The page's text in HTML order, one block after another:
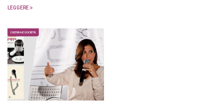
LEGGERE
CULTURA E SOCIETÀ